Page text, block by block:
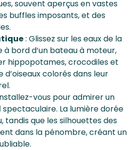
souvent aperçus en vastes
buffles imposants, et des
: Glissez sur les eaux de la
à bord d’un bateau à moteur,
hippopotames, crocodiles et
d’oiseaux colorés dans leur
vous pour admirer un
spectaculaire. La lumière dorée
tandis que les silhouettes des
dans la pénombre, créant un